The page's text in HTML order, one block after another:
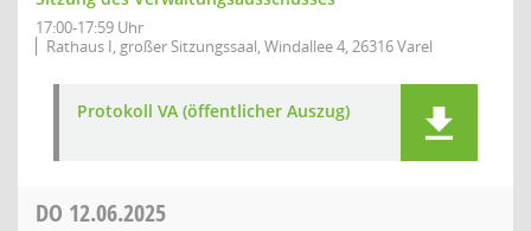
17:00-17:59 Uhr
Rathaus I, großer Sitzungssaal, Windallee 4, 26316 Varel
Protokoll VA (öffentlicher Auszug)
DO 12.06.2025